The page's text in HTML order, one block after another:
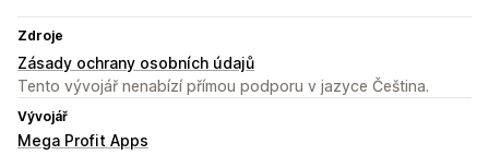
Zdroje
Zásady ochrany osobních údajů
Tento vývojář nenabízí přímou podporu v jazyce Čeština.
Vývojář
Mega Profit Apps